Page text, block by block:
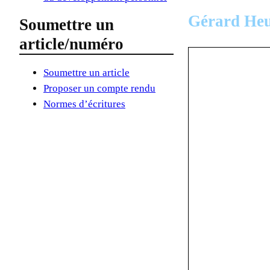
Soumettre un
article/numéro
Soumettre un article
Proposer un compte rendu
Normes d’écritures
Gérard